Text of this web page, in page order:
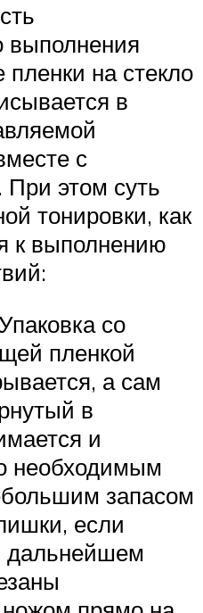
выполнения
пленки на стекло
в
с
При этом суть
тонировки, как
к выполнению
со
пленкой
а сам
в
и
необходимым
запасом
если
дальнейшем